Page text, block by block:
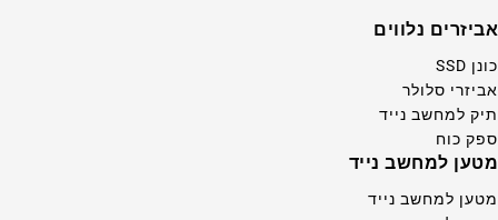
אביזרים נלווים
כונן SSD
אביזרי סלולר
תיק למחשב נייד
ספק כוח
מטען למחשב נייד
מטען למחשב נייד